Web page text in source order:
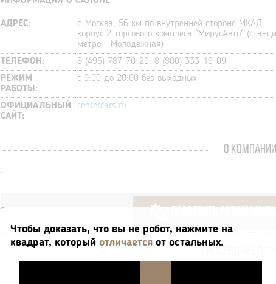
АДРЕС:
г. Москва, 56 км по внутренней стороне МКАД,
корпус 2 торгового комплеса "МирусАвто"
метро - Молодежная)
ТЕЛЕФОН:
8 (495) 787-70-20; 8 (800) 333-19-09
РЕЖИМ
РАБОТЫ:
с 9:00 до 20:00 без выходных
ОФИЦИАЛЬНЫЙ
САЙТ:
centercars.ru
О КОМПАНИИ
.
ПРОВЕРИТЬ
ПОСЛЕДНИЕ
Чтобы доказать, что вы не робот, нажмите на
квадрат, который отличается от остальных.